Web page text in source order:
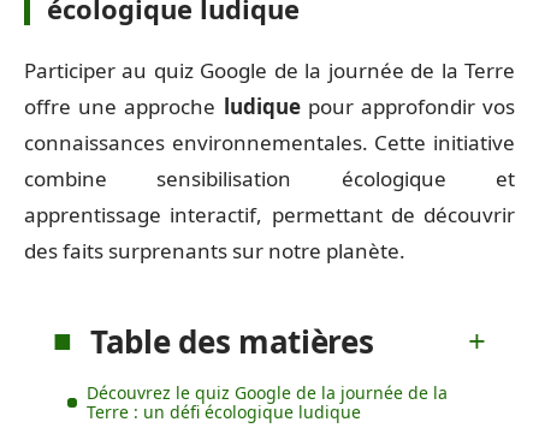
écologique ludique
Participer au quiz Google de la journée de la Terre
offre une approche ludiquepour approfondir vos
connaissances environnementales. Cette initiative
combine sensibilisation écologique et
apprentissage interactif, permettant de découvrir
des faits surprenants sur notre planète.
Table des matières
Découvrez le quiz Google de la journée de la
Terre : un défi écologique ludique